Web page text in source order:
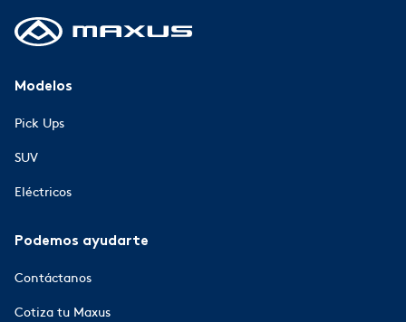
Modelos
Pick Ups
SUV
Eléctricos
Podemos ayudarte
Contáctanos
Cotiza tu Maxus